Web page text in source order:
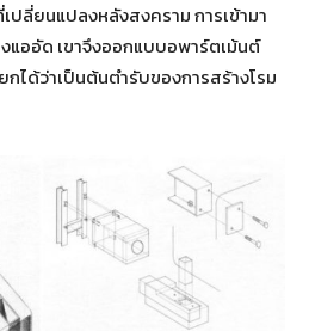
ลี่ยนแปลงหลังสงคราม การเข้ามา
แออัด เขาจึงออกแบบอพาร์ตเม้นต์
กได้ว่าเป็นต้นตำรับของการสร้างโรม